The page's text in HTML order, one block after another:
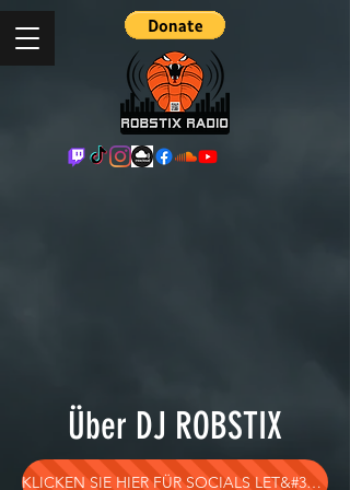
Über DJ ROBSTIX
KLICKEN SIE HIER FÜR SOCIALS LET&#39;S GO